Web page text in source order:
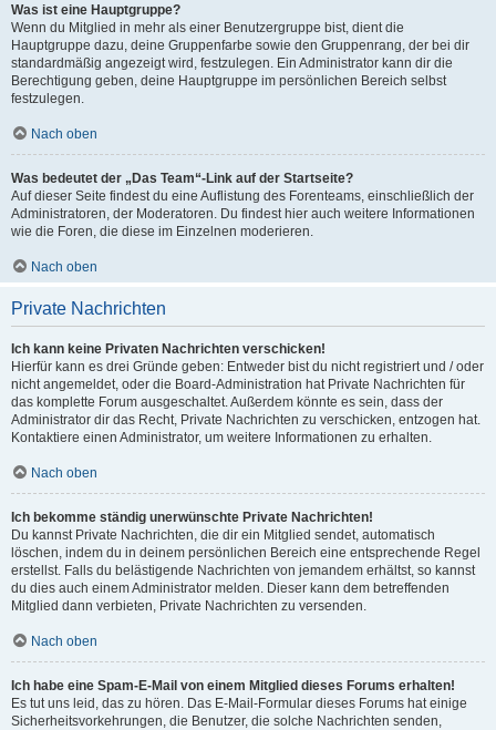
Was ist eine Hauptgruppe?
Wenn du Mitglied in mehr als einer Benutzergruppe bist, dient die
Hauptgruppe dazu, deine Gruppenfarbe sowie den Gruppenrang, der bei dir
standardmäßig angezeigt wird, festzulegen. Ein Administrator kann dir die
Berechtigung geben, deine Hauptgruppe im persönlichen Bereich selbst
festzulegen.
Nach oben
Was bedeutet der „Das Team“-Link auf der Startseite?
Auf dieser Seite findest du eine Auflistung des Forenteams, einschließlich der
Administratoren, der Moderatoren. Du findest hier auch weitere Informationen
wie die Foren, die diese im Einzelnen moderieren.
Nach oben
Private Nachrichten
Ich kann keine Privaten Nachrichten verschicken!
Hierfür kann es drei Gründe geben: Entweder bist du nicht registriert und / oder
nicht angemeldet, oder die Board-Administration hat Private Nachrichten für
das komplette Forum ausgeschaltet. Außerdem könnte es sein, dass der
Administrator dir das Recht, Private Nachrichten zu verschicken, entzogen hat.
Kontaktiere einen Administrator, um weitere Informationen zu erhalten.
Nach oben
Ich bekomme ständig unerwünschte Private Nachrichten!
Du kannst Private Nachrichten, die dir ein Mitglied sendet, automatisch
löschen, indem du in deinem persönlichen Bereich eine entsprechende Regel
erstellst. Falls du belästigende Nachrichten von jemandem erhältst, so kannst
du dies auch einem Administrator melden. Dieser kann dem betreffenden
Mitglied dann verbieten, Private Nachrichten zu versenden.
Nach oben
Ich habe eine Spam-E-Mail von einem Mitglied dieses Forums erhalten!
Es tut uns leid, das zu hören. Das E-Mail-Formular dieses Forums hat einige
Sicherheitsvorkehrungen, die Benutzer, die solche Nachrichten senden,